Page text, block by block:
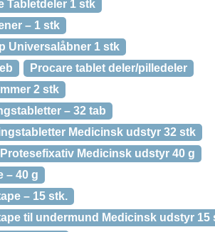
Tabletdeler 1 stk
– 1 stk
Universalåbner 1 stk
Procare tablet deler/pilledeler
2 stk
– 32 tab
Medicinsk udstyr 32 stk
Medicinsk udstyr 40 g
– 40 g
– 15 stk.
til undermund Medicinsk udstyr 15